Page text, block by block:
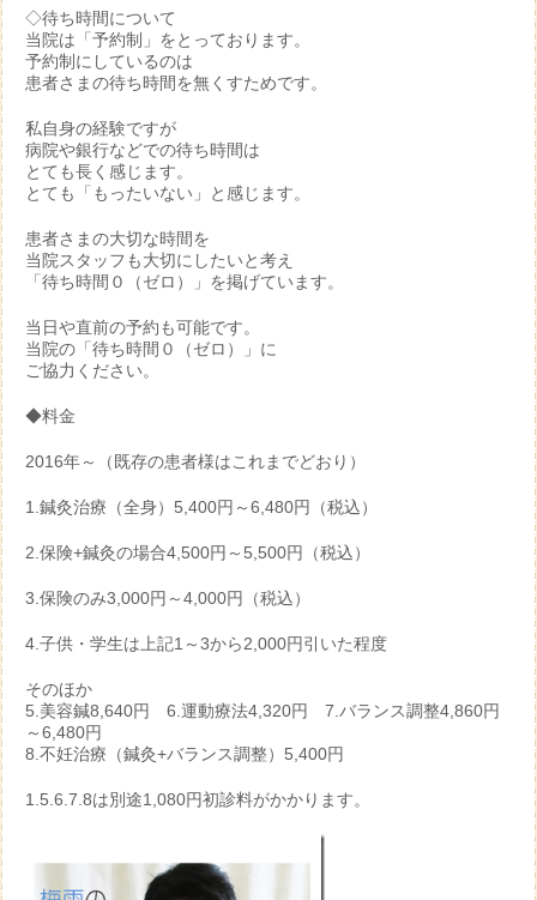
◇待ち時間について
当院は「予約制」をとっております。
予約制にしているのは
患者さまの待ち時間を無くすためです。
私自身の経験ですが
病院や銀行などでの待ち時間は
とても長く感じます。
とても「もったいない」と感じます。
患者さまの大切な時間を
当院スタッフも大切にしたいと考え
「待ち時間０（ゼロ）」を掲げています。
当日や直前の予約も可能です。
当院の「待ち時間０（ゼロ）」に
ご協力ください。
◆料金
2016年～（既存の患者様はこれまでどおり）
1.鍼灸治療（全身）5,400円～6,480円（税込）
2.保険+鍼灸の場合4,500円～5,500円（税込）
3.保険のみ3,000円～4,000円（税込）
4.子供・学生は上記1～3から2,000円引いた程度
そのほか
5.美容鍼8,640円 6.運動療法4,320円 7.バランス調整4,860円
～6,480円
8.不妊治療（鍼灸+バランス調整）5,400円
1.5.6.7.8は別途1,080円初診料がかかります。